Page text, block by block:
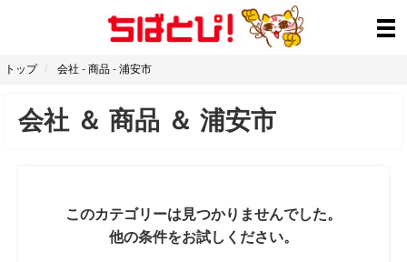
トップ 会社 - 商品 - 浦安市
会社 ＆ 商品 ＆ 浦安市
このカテゴリーは見つかりませんでした。
他の条件をお試しください。